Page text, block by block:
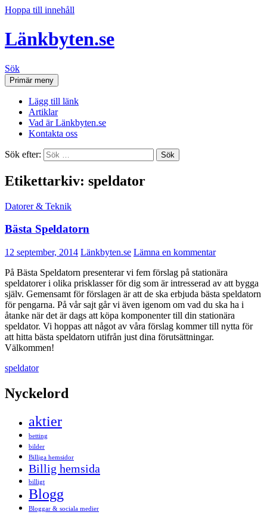
Hoppa till innehåll
Länkbyten.se
Sök
Primär meny
Lägg till länk
Artiklar
Vad är Länkbyten.se
Kontakta oss
Sök efter:
Etikettarkiv: speldator
Datorer & Teknik
Bästa Speldatorn
12 september, 2014 Länkbyten.se Lämna en kommentar
På Bästa Speldatorn presenterar vi fem förslag på stationära
speldatorer i olika prisklasser för dig som är intresserad av att bygga
själv. Gemensamt för förslagen är att de ska erbjuda bästa speldatorn
för pengarna. På vår sajt går vi även igenom om vad du ska ha i
åtanke när det är dags att köpa komponenter till din stationära
speldator. Vi hoppas att något av våra förslag kommer till nytta för
att hitta bästa speldatorn utifrån just dina förutsättningar.
Välkommen!
speldator
Nyckelord
aktier
betting
bilder
Billiga hemsidor
Billig hemsida
billigt
Blogg
Bloggar & sociala medier